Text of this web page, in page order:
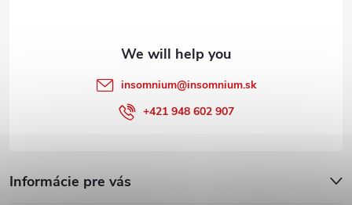
Informácie pre vás
insomnium@insomnium.sk
+421 948 602 907